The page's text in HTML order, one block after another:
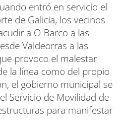
entró en servicio el
de Galicia, los vecinos
a O Barco a las
Valdeorras a las
provoco el malestar
la línea como del propio
el gobierno municipal se
Servicio de Movilidad de
para manifestar